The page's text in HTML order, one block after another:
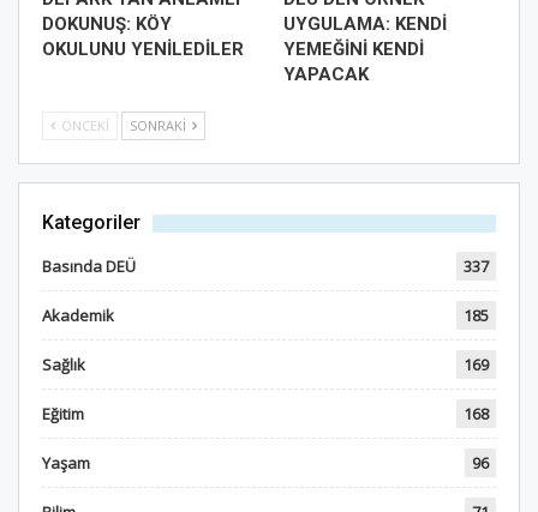
DOKUNUŞ: KÖY
OKULUNU YENİLEDİLER
UYGULAMA: KENDİ
YEMEĞİNİ KENDİ
YAPACAK
ÖNCEKI SONRAKI
Kategoriler
Basında DEÜ 337
Akademik 185
Sağlık 169
Eğitim 168
Yaşam 96